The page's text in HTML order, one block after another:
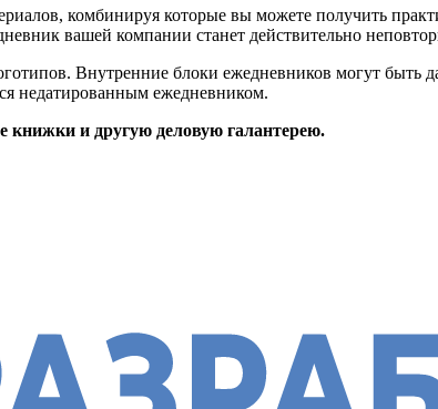
комбинируя которые вы можете получить
вашей компании станет действительно
Внутренние блоки ежедневников могут
недатированным ежедневником.
книжки и другую деловую галантерею.